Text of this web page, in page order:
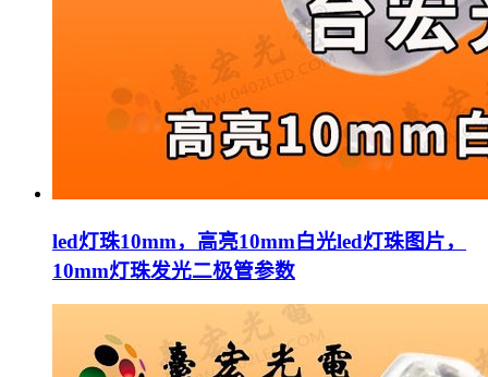
led灯珠10mm，高亮10mm白光led灯珠图片，
10mm灯珠发光二极管参数